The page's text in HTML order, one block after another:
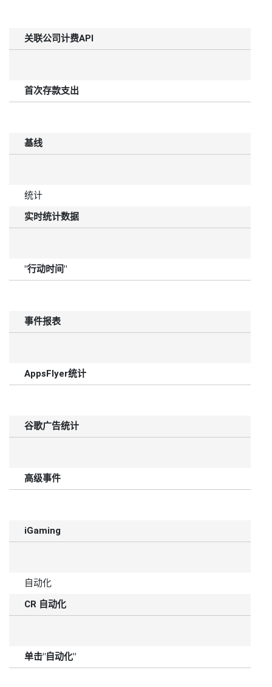
关联公司计费API
首次存款支出
基线
统计
实时统计数据
"行动时间"
事件报表
AppsFlyer统计
谷歌广告统计
高级事件
iGaming
自动化
CR 自动化
单击"自动化"